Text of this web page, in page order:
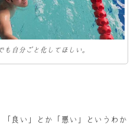
自分ごと化してほしい。
良い」とか「悪い」というわか